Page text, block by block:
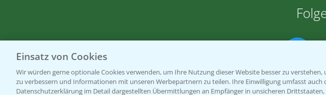
Einsatz von Cookies
Wir würden gerne optionale Cookies verwenden, um Ihre Nutzung dieser Website besser zu verstehen,
zu verbessern und Informationen mit unseren Werbepartnern zu teilen. Ihre Einwilligung umfasst auch
Datenschutzerklärung im Detail dargestellten Übermittlungen an Empfänger in unsicheren Drittstaaten,